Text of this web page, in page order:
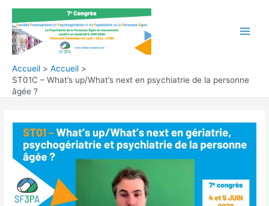
contenu
Accueil
Accueil
ST01C – What’s up/What’s next en psychiatrie de la personne
âgée ?